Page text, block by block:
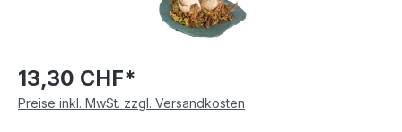
13,30 CHF*
Preise inkl. MwSt. zzgl. Versandkosten